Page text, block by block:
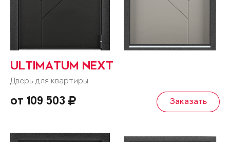
ULTIMATUM NEXT
Дверь для квартиры
от 109 503 Заказать